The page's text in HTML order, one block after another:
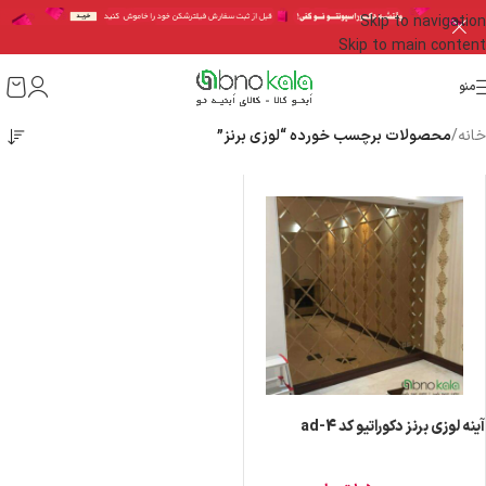
Skip to navigation
Skip to main content
منو
خانه/محصولات برچسب خورده “لوزی برنز”
آینه لوزی برنز دکوراتیو کد ad-4